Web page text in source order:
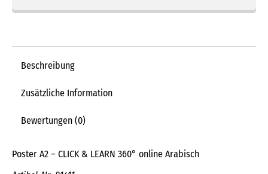
Beschreibung
Zusätzliche Information
Bewertungen (0)
Poster A2 – CLICK & LEARN 360° online Arabisch